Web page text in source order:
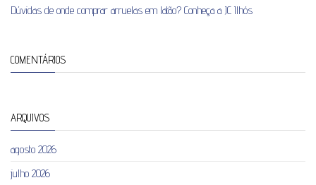
Dúvidas de onde comprar arruelas em latão? Conheça a JC Ilhós
COMENTÁRIOS
ARQUIVOS
agosto 2026
julho 2026